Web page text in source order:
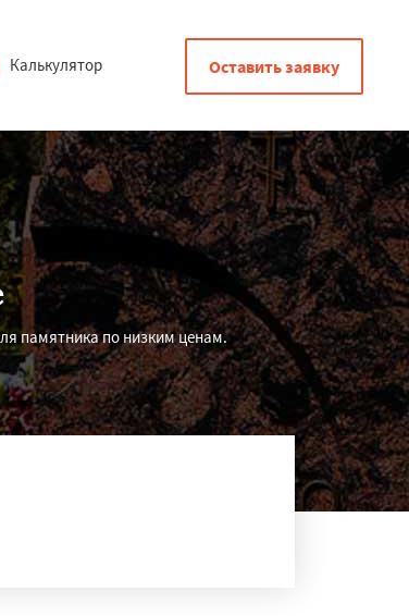
Калькулятор Оставить заявку
памятника по низким ценам.